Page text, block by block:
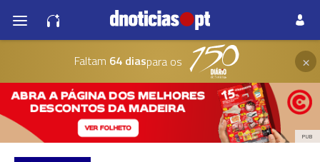
Faltam 64 diaspara os ×
PUB